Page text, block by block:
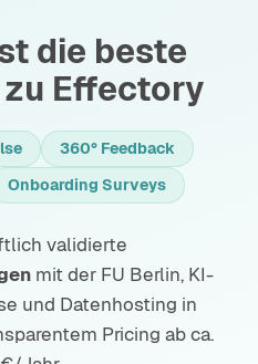
die beste
Effectory
360° Feedback
Onboarding Surveys
validierte
mit der FU Berlin, KI-
und Datenhosting in
Pricing ab ca.